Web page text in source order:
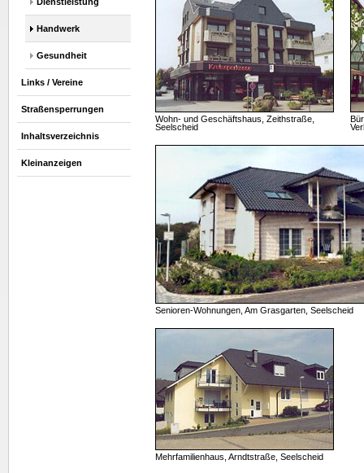
Handwerk
Gesundheit
Links / Vereine
Straßensperrungen
Inhaltsverzeichnis
Kleinanzeigen
Wohn- und Geschäftshaus, Zeithstraße,
Seelscheid
Senioren-Wohnungen, Am Grasgarten, Seelscheid
Mehrfamilienhaus, Arndtstraße, Seelscheid